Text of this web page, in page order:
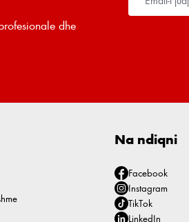
dhe
Na ndiqni
Facebook
Instagram
TikTok
LinkedIn